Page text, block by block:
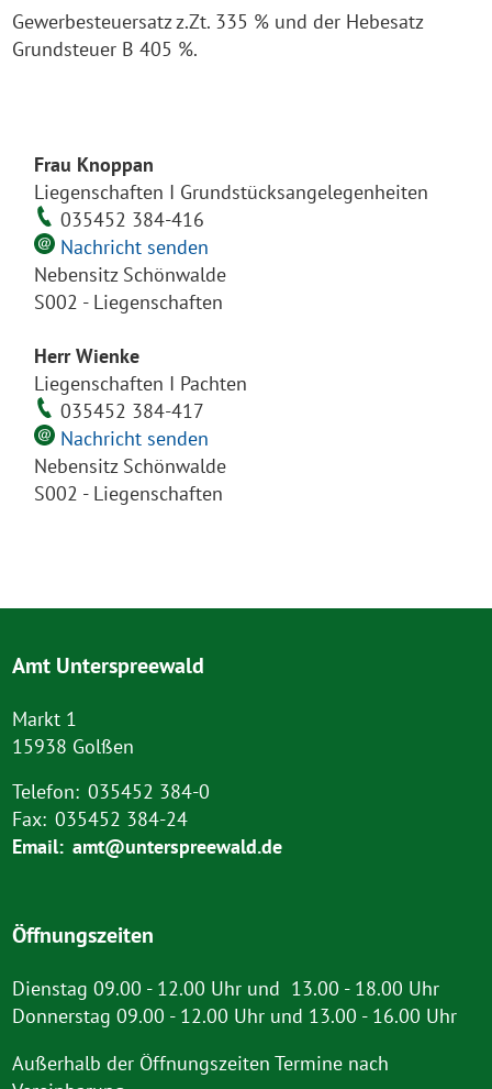
Gewerbesteuersatz z.Zt. 335 % und der Hebesatz
Grundsteuer B 405 %.
Frau Knoppan
Liegenschaften I Grundstücksangelegenheiten
035452 384-416
Nachricht senden
Nebensitz Schönwalde
S002 - Liegenschaften
Herr Wienke
Liegenschaften I Pachten
035452 384-417
Nachricht senden
Nebensitz Schönwalde
S002 - Liegenschaften
Amt Unterspreewald
Markt 1
15938 Golßen
Telefon: 035452 384-0
Fax: 035452 384-24
Email: amt@unterspreewald.de
Öffnungszeiten
Dienstag 09.00 - 12.00 Uhr und 13.00 - 18.00 Uhr
Donnerstag 09.00 - 12.00 Uhr und 13.00 - 16.00 Uhr
Außerhalb der Öffnungszeiten Termine nach